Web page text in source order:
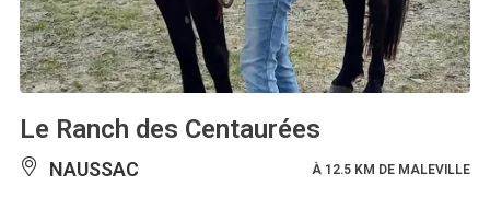
Le Ranch des Centaurées
NAUSSAC À 12.5 KM DE MALEVILLE